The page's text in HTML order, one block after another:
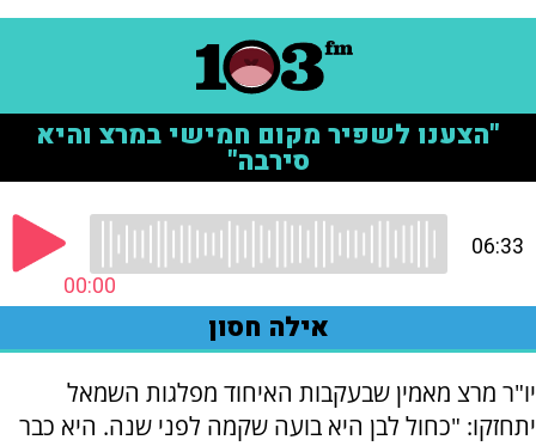
יו"ר מרצ מאמין שבעקבות האיחוד מפלגות השמאל
יתחזקו: "כחול לבן היא בועה שקמה לפני שנה. היא כבר